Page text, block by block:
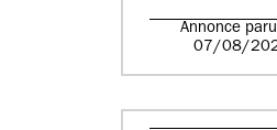
Annonce
07/08/